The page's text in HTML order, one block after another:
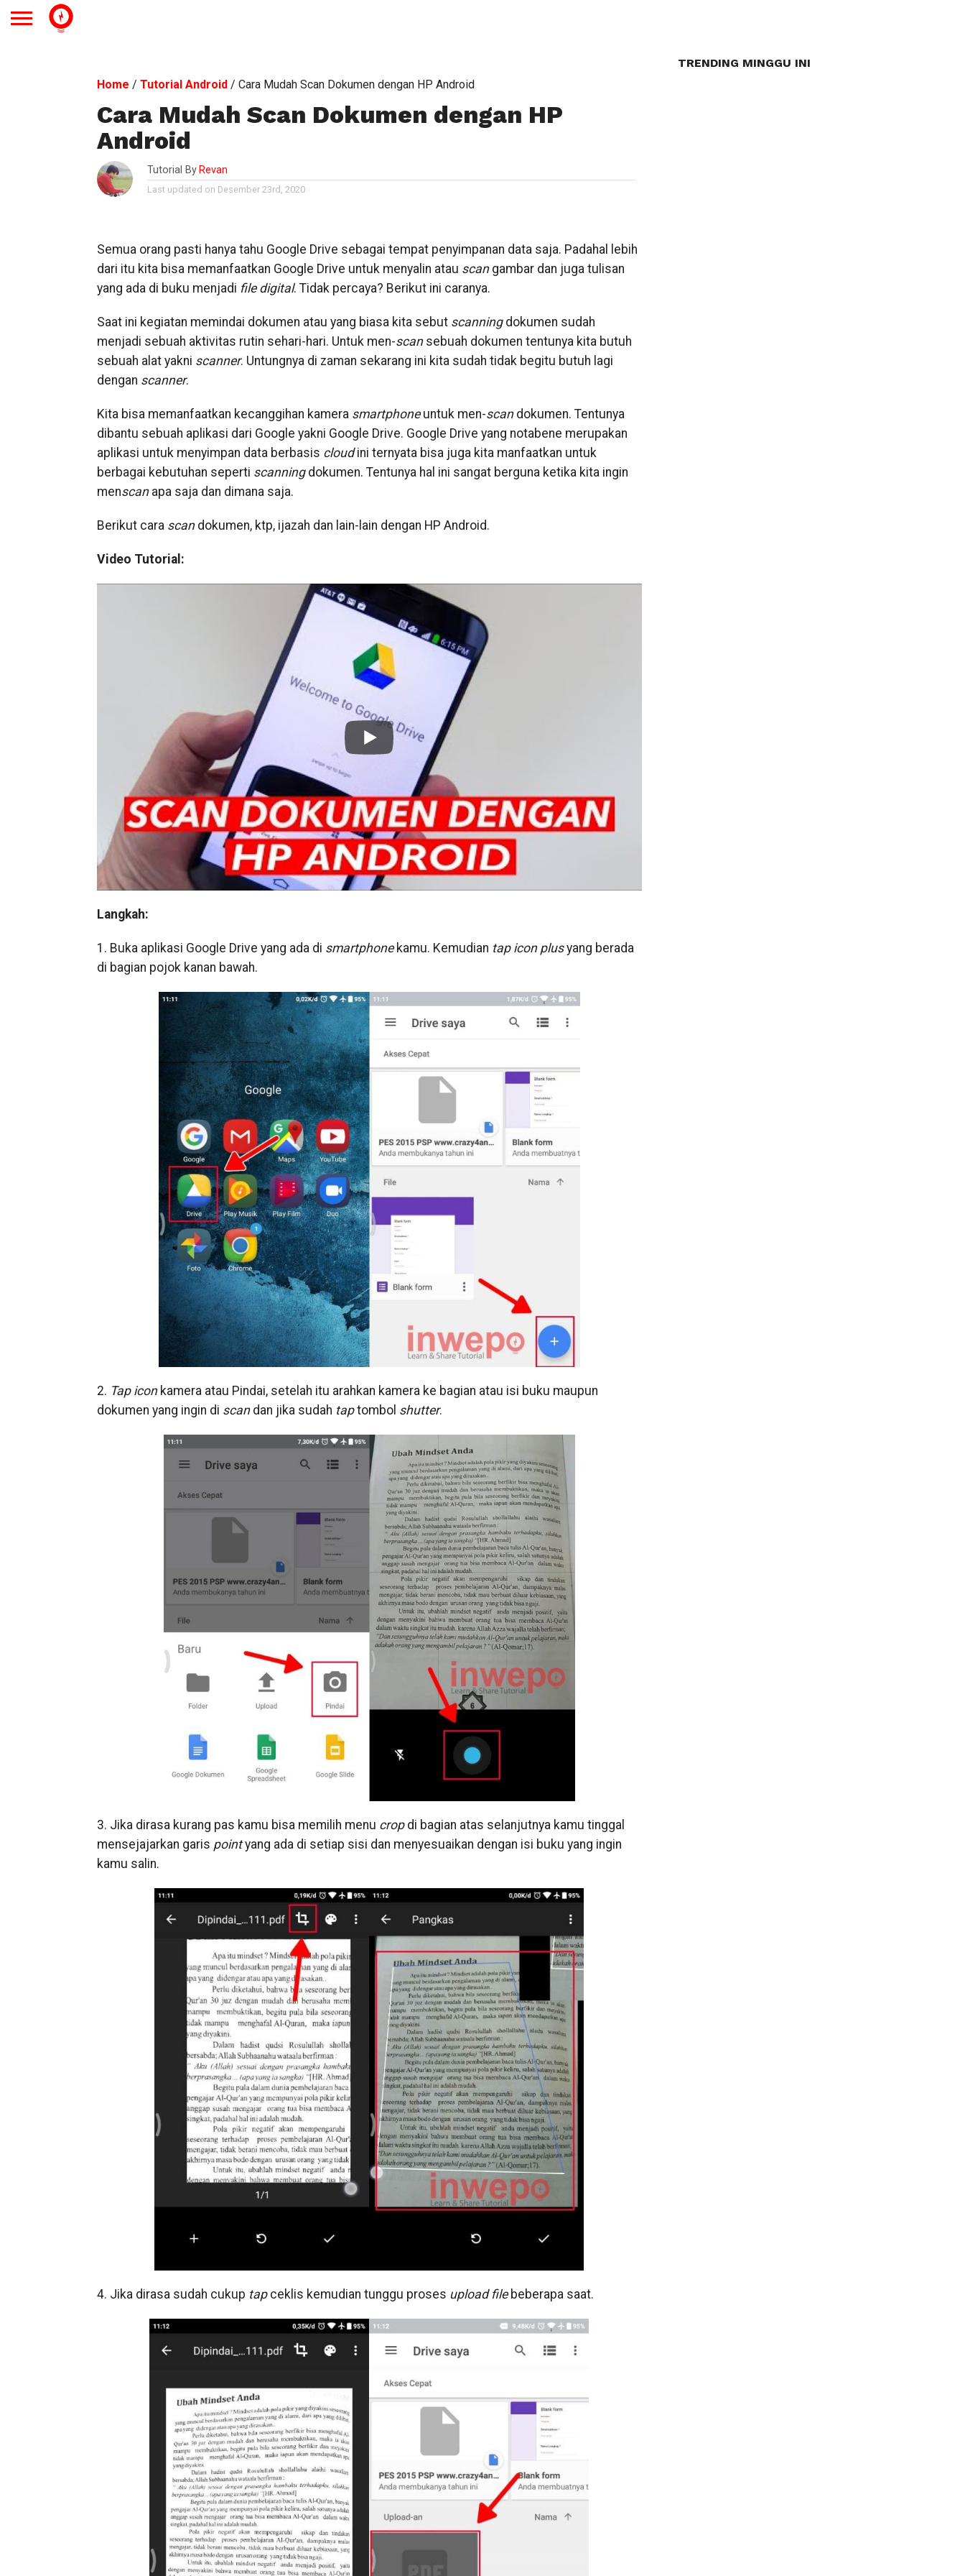
Home / Tutorial Android/ Cara Mudah Scan Dokumen dengan HP Android
Cara Mudah Scan Dokumen dengan HP
Android
Tutorial By Revan
Last updated on Desember 23rd, 2020
Semua orang pasti hanya tahu Google Drive sebagai tempat penyimpanan data saja. Padahal lebih
dari itu kita bisa memanfaatkan Google Drive untuk menyalin atau scangambar dan juga tulisan
yang ada di buku menjadi file digital. Tidak percaya? Berikut ini caranya.
Saat ini kegiatan memindai dokumen atau yang biasa kita sebut scanningdokumen sudah
menjadi sebuah aktivitas rutin sehari-hari. Untuk men-scansebuah dokumen tentunya kita butuh
sebuah alat yakni scanner. Untungnya di zaman sekarang ini kita sudah tidak begitu butuh lagi
dengan scanner.
Kita bisa memanfaatkan kecanggihan kamera smartphoneuntuk men-scandokumen. Tentunya
dibantu sebuah aplikasi dari Google yakni Google Drive. Google Drive yang notabene merupakan
aplikasi untuk menyimpan data berbasis cloudini ternyata bisa juga kita manfaatkan untuk
berbagai kebutuhan seperti scanningdokumen. Tentunya hal ini sangat berguna ketika kita ingin
menscanapa saja dan dimana saja.
Berikut carascandokumen, ktp, ijazah dan lain-lain dengan HP Android.
Video Tutorial:
Langkah:
1. Buka aplikasi Google Drive yang ada di smartphonekamu. Kemudian tap icon plusyang berada
di bagian pojok kanan bawah.
2. Tap iconkamera atau Pindai, setelah itu arahkan kamera ke bagian atau isi buku maupun
dokumen yang ingin di scan dan jika sudah taptombol shutter.
3. Jika dirasa kurang pas kamu bisa memilih menu cropdi bagian atas selanjutnya kamu tinggal
mensejajarkan garis pointyang ada di setiap sisi dan menyesuaikan dengan isi buku yang ingin
kamu salin.
4. Jika dirasa sudah cukup tapceklis kemudian tunggu proses upload filebeberapa saat.
TRENDING MINGGU INI